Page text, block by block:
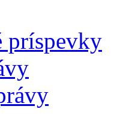
príspevky